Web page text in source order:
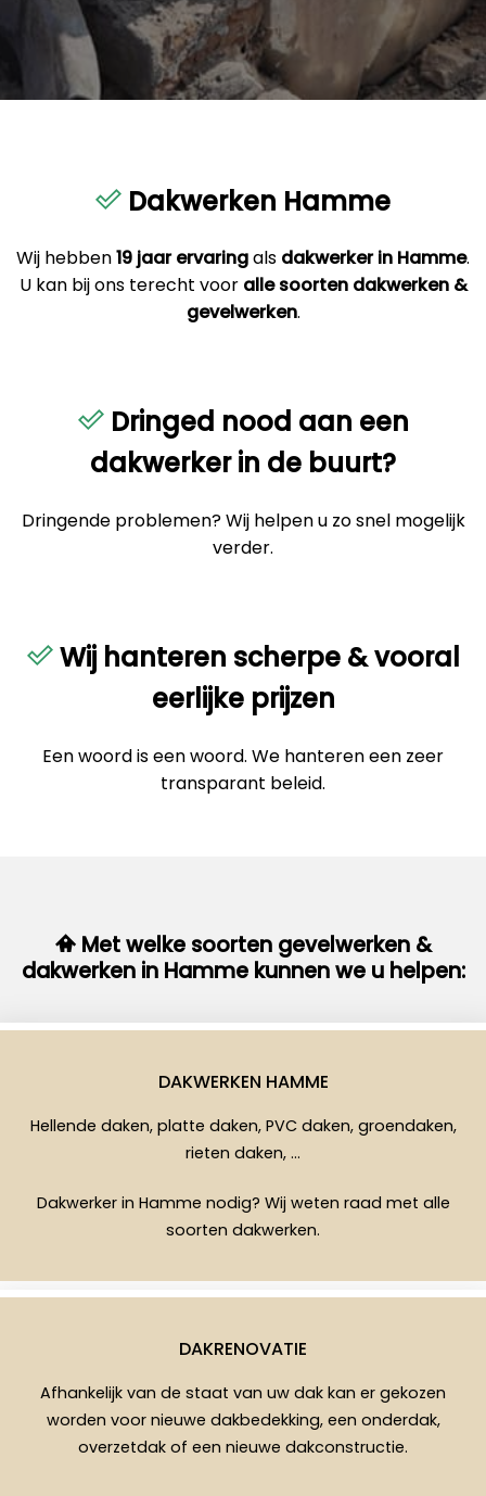
Dakwerken Hamme
Wij hebben19 jaar ervaringals dakwerker in Hamme.
U kan bij ons terecht voor alle soorten dakwerken &
gevelwerken.
Dringed nood aan een
dakwerker in de buurt?
Dringende problemen? Wij helpen u zo snel mogelijk
verder.
Wij hanteren scherpe & vooral
eerlijke prijzen
Een woord is een woord. We hanteren een zeer
transparant beleid.
Met welke soorten gevelwerken &
dakwerken in Hamme kunnen we u helpen:
DAKWERKEN HAMME
Hellende daken, platte daken, PVC daken, groendaken,
rieten daken, …
Dakwerker in Hamme nodig? Wij weten raad met alle
soorten dakwerken.
DAKRENOVATIE
Afhankelijk van de staat van uw dak kan er gekozen
worden voor nieuwe dakbedekking, een onderdak,
overzetdak of een nieuwe dakconstructie.